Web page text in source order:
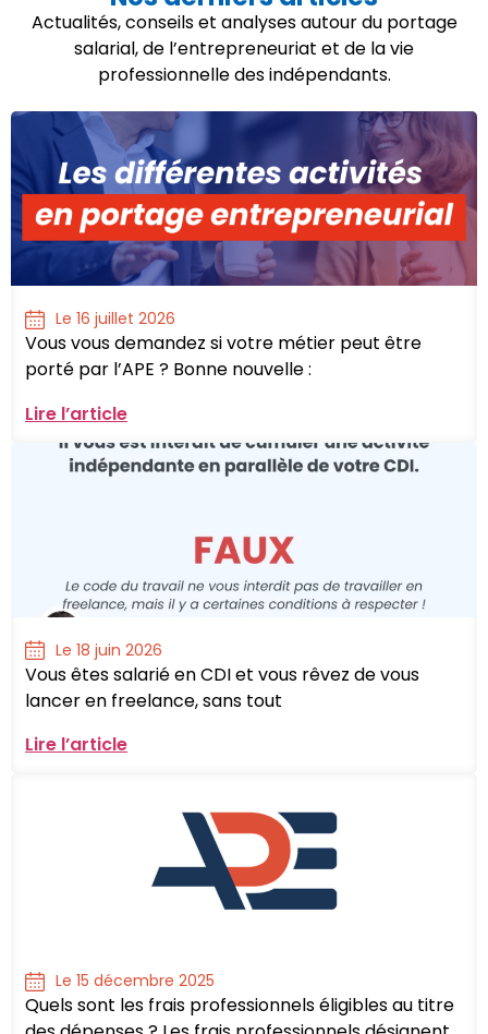
Actualités, conseils et analyses autour du portage
salarial, de l’entrepreneuriat et de la vie
professionnelle des indépendants.
Le 16 juillet 2026
Vous vous demandez si votre métier peut être
porté par l’APE ? Bonne nouvelle :
Lire l’article
Le 18 juin 2026
Vous êtes salarié en CDI et vous rêvez de vous
lancer en freelance, sans tout
Lire l’article
Le 15 décembre 2025
Quels sont les frais professionnels éligibles au titre